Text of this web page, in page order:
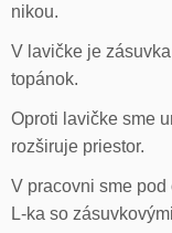
nikou.
V lavičke je
topánok.
Oproti lavičke sme
rozširuje priestor.
V pracovni sme
L-ka so